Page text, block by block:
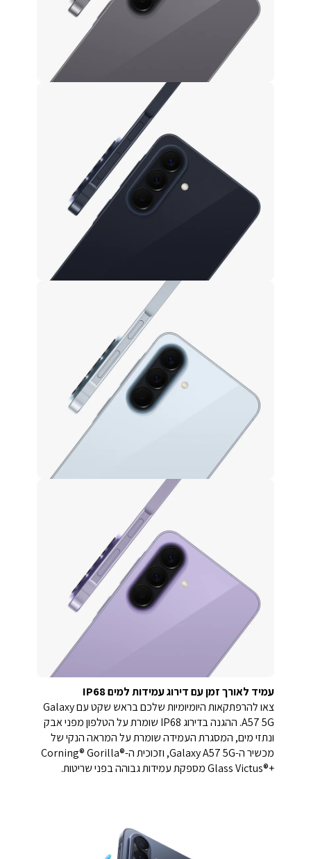
עמיד לאורך זמן עם דירוג עמידות למים IP68
צאו להרפתקאות היומיומיות שלכם בראש שקט עם Galaxy
A57 5G. ההגנה בדירוג IP68 שומרת על הטלפון מפני אבק
ונתזי מים, המסגרת העמידה שומרת על המראה הנקי של
מכשיר ה-Galaxy A57 5G, וזכוכית ה-Corning® Gorilla®
Glass Victus®+‎ מספקת עמידות גבוהה בפני שריטות.